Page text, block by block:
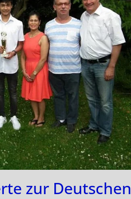
zur Deutschen